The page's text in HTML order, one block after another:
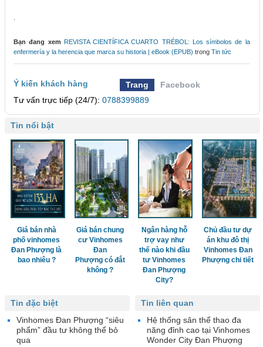
Bạn đang xem
REVISTA CIENTÍFICA CUARTO TRÉBOL: Los símbolos de la
enfermería y la herencia que marca su historia | eBook (EPUB) trong Tin tức
Ý kiến khách hàng Trang
Facebook
Tư vấn trực tiếp (24/7): 0788399889
Tin nổi bật
Giá bán nhà
phố vinhomes
Đan Phượng là
bao nhiêu ?
Giá bán chung
cư Vinhomes
Đan
Phượng có đắt
không ?
Ngân hàng hỗ
trợ vay như
thế nào khi đầu
tư Vinhomes
Đan Phượng
City?
Chủ đầu tư dự
án khu đô thị
Vinhomes Đan
Phượng chi tiết
Tin liên quan
Hệ thống sân thể thao đa
năng đỉnh cao tại Vinhomes
Wonder City Đan Phượng
Tin đặc biệt
Vinhomes Đan Phượng “siêu
phẩm” đầu tư không thể bỏ
qua